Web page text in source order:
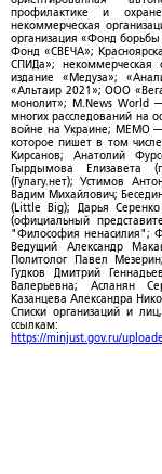
профилактике и
некоммерческая
организация «Фонд
Фонд «СВЕЧА»;
СПИДа»; некоммерческая
издание «Медуза»;
«Альтаир 2021»; ООО
монолит»; M.News World
многих расследований на
войне на Украине; МЕМО —
которое пишет в том
Кирсанов; Анатолий
Гырдымова Елизавета
(Гулагу.нет); Устимов
Вадим Михайлович;
(Little Big); Дарья
(официальный
"Философия ненасилия";
Ведущий Александр
Политолог Павел
Гудков Дмитрий
Валерьевна; Асланян
Казанцева Александра
Списки организаций и
ссылкам:
https://minjust.gov.ru/